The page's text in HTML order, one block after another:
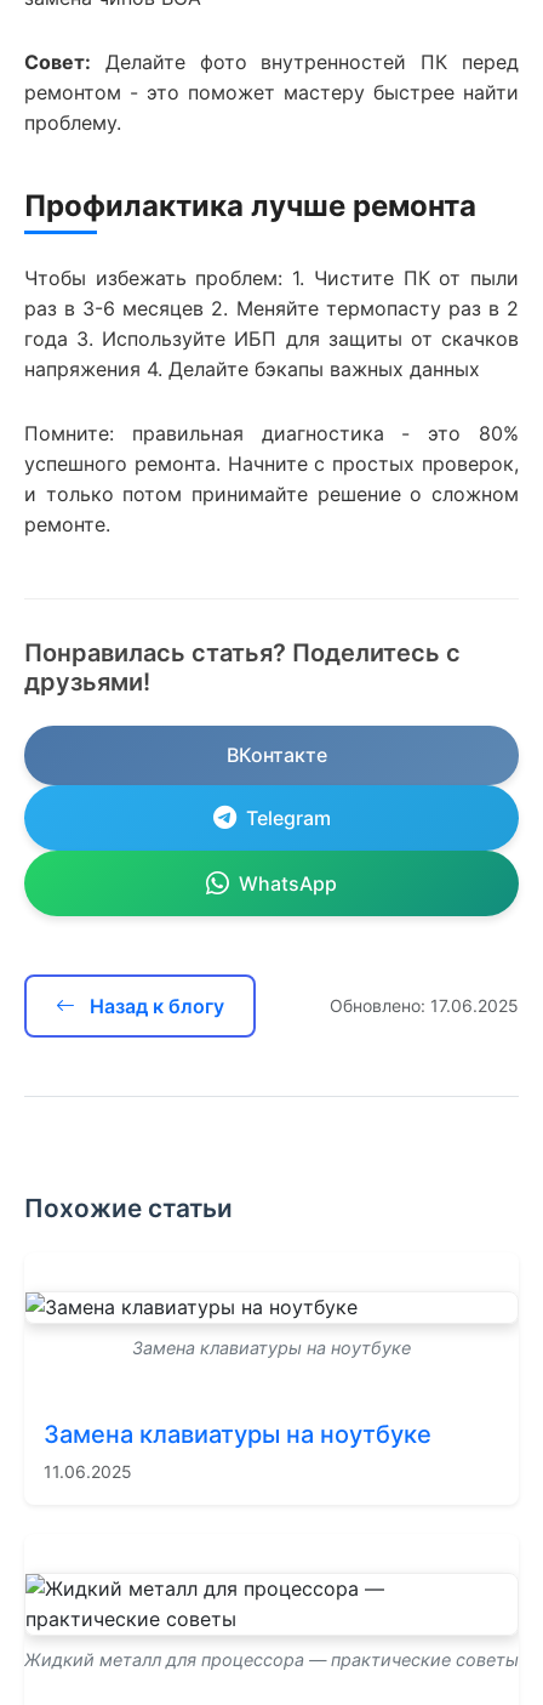
Совет: Делайте фото внутренностей ПК перед
ремонтом - это поможет мастеру быстрее найти
проблему.
Профилактика лучше ремонта
Чтобы избежать проблем: 1. Чистите ПК от пыли
раз в 3-6 месяцев 2. Меняйте термопасту раз в 2
года 3. Используйте ИБП для защиты от скачков
напряжения 4. Делайте бэкапы важных данных
Помните: правильная диагностика - это 80%
успешного ремонта. Начните с простых проверок,
и только потом принимайте решение о сложном
ремонте.
Понравилась статья? Поделитесь с
друзьями!
ВКонтакте
Telegram
WhatsApp
Назад к блогу Обновлено: 17.06.2025
Похожие статьи
Замена клавиатуры на ноутбуке
Замена клавиатуры на ноутбуке
11.06.2025
Жидкий металл для процессора — практические советы